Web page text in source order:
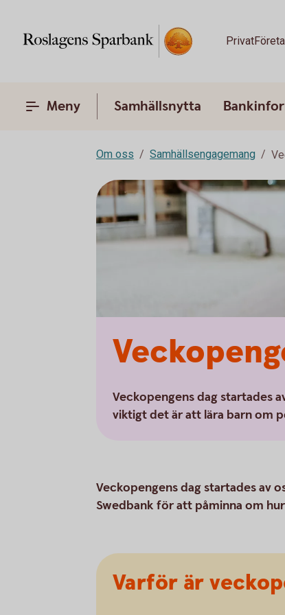
Privat
Meny Samhällsnytta
Om oss Samhällsengagemang
Veckopengens dag startades
viktigt det är att lära barn om
Veckopengens dag startades av
Swedbank för att påminna om
Varför är